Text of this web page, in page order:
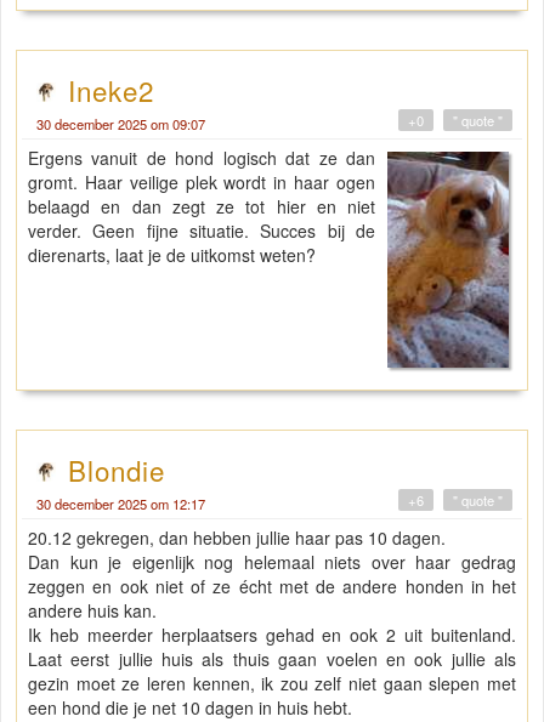
Ineke2
30 december 2025 om 09:07 " quote "
+0
Ergens vanuit de hond logisch dat ze dan
gromt. Haar veilige plek wordt in haar ogen
belaagd en dan zegt ze tot hier en niet
verder. Geen fijne situatie. Succes bij de
dierenarts, laat je de uitkomst weten?
Blondie
30 december 2025 om 12:17 " quote "
+6
20.12 gekregen, dan hebben jullie haar pas 10 dagen.
Dan kun je eigenlijk nog helemaal niets over haar gedrag
zeggen en ook niet of ze écht met de andere honden in het
andere huis kan.
Ik heb meerder herplaatsers gehad en ook 2 uit buitenland.
Laat eerst jullie huis als thuis gaan voelen en ook jullie als
gezin moet ze leren kennen, ik zou zelf niet gaan slepen met
een hond die je net 10 dagen in huis hebt.